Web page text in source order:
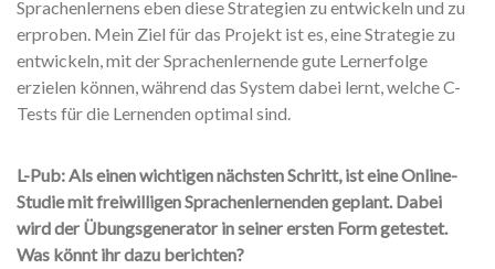
Sprachenlernens eben diese Strategien zu entwickeln und zu
erproben. Mein Ziel für das Projekt ist es, eine Strategie zu
entwickeln, mit der Sprachenlernende gute Lernerfolge
erzielen können, während das System dabei lernt, welche C-
Tests für die Lernenden optimal sind.
L-Pub: Als einen wichtigen nächsten Schritt, ist eine Online-
Studie mit freiwilligen Sprachenlernenden geplant. Dabei
wird der Übungsgenerator in seiner ersten Form getestet.
Was könnt ihr dazu berichten?